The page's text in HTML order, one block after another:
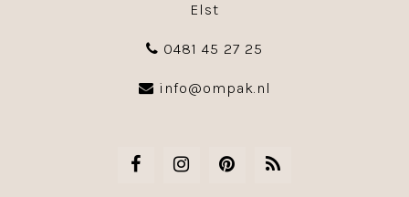
Elst
0481 45 27 25
info@ompak.nl